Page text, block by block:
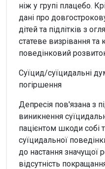
ніж у групі плацебо.
дані про
дітей та підлітків з
статеве визрівання та
поведінковий
Суїцид/суїцидальні
погіршення
Депресія пов'язана з
виникнення
пацієнтом шкоди собі
суїцидальної
до настання значущої
відсутність